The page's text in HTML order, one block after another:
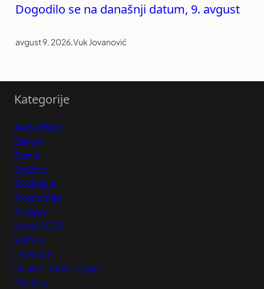
Dogodilo se na današnji datum, 9. avgust
avgust 9, 2026.Vuk Jovanović
Kategorije
Auto-Moto
Balkan
Biznis
Društvo
Ekologija
Ekonomija
Evropa
Izbori 2023
Kultura
Lifestyle
Nauka i tehnologija
Politika